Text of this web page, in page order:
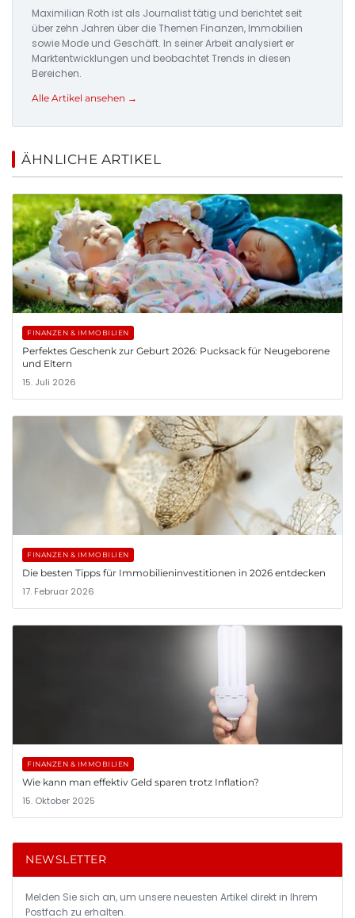
Maximilian Roth ist als Journalist tätig und berichtet seit
über zehn Jahren über die Themen Finanzen, Immobilien
sowie Mode und Geschäft. In seiner Arbeit analysiert er
Marktentwicklungen und beobachtet Trends in diesen
Bereichen.
Alle Artikel ansehen →
ÄHNLICHE ARTIKEL
FINANZEN & IMMOBILIEN
Perfektes Geschenk zur Geburt 2026: Pucksack für Neugeborene
und Eltern
15. Juli 2026
FINANZEN & IMMOBILIEN
Die besten Tipps für Immobilieninvestitionen in 2026 entdecken
17. Februar 2026
FINANZEN & IMMOBILIEN
Wie kann man effektiv Geld sparen trotz Inflation?
15. Oktober 2025
NEWSLETTER
Melden Sie sich an, um unsere neuesten Artikel direkt in Ihrem
Postfach zu erhalten.